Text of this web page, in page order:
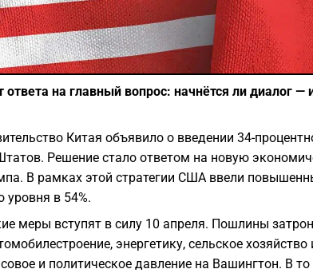
на главный вопрос: начнётся ли диалог —
Китая объявило о введении 34-
Решение стало ответом на новую
В рамках этой стратегии США ввели
уровня в 54%.
меры вступят в силу 10 апреля. Пошлины
энергетику, сельское
и политическое давление на Вашингтон. В